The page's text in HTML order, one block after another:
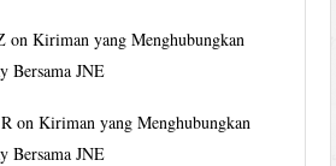
onKiriman yang Menghubungkan
Bersama JNE
onKiriman yang Menghubungkan
Bersama JNE